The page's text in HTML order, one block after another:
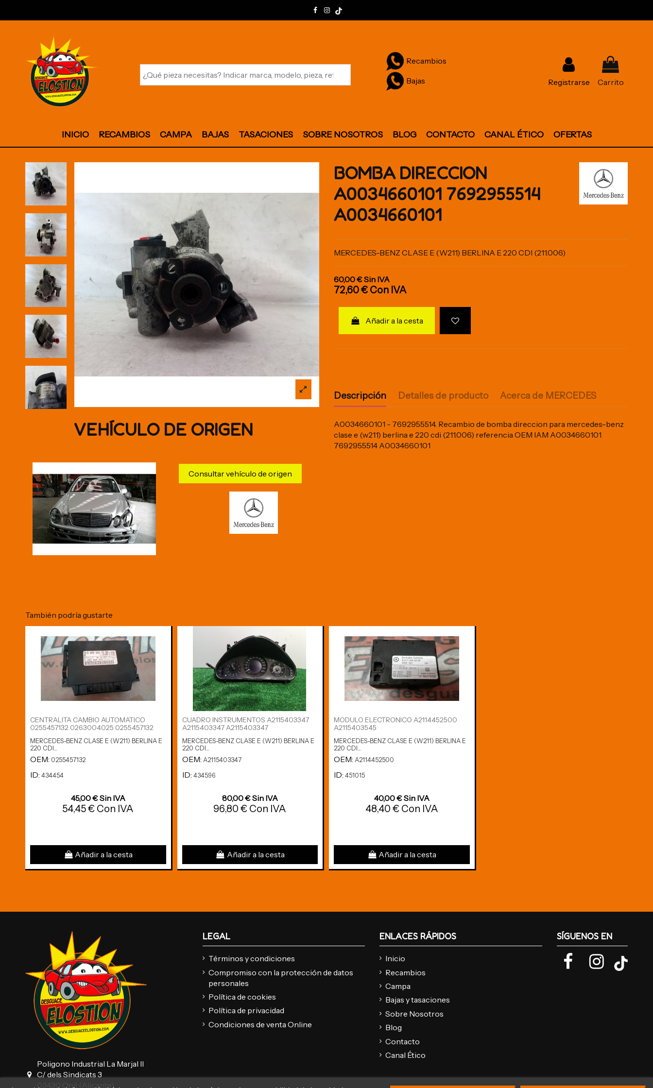
Recambios
Bajas Registrarse Carrito
INICIO RECAMBIOS CAMPA BAJAS TASACIONES SOBRE NOSOTROS BLOG CONTACTO CANAL ÉTICO OFERTAS
VEHÍCULO DE ORIGEN
Consultar vehículo de origen
BOMBA DIRECCION
A0034660101 7692955514
A0034660101
MERCEDES-BENZ CLASE E (W211) BERLINA E 220 CDI (211.006)
60,00 €Sin IVA
72,60 € Con IVA
Añadir a la cesta
Descripción Detalles de producto Acerca de MERCEDES
A0034660101 - 7692955514. Recambio de bomba direccion para mercedes-benz
clase e (w211) berlina e 220 cdi (211.006) referencia OEM IAM A0034660101
7692955514 A0034660101
También podría gustarte
CENTRALITA CAMBIO AUTOMATICO
0255457132 0263004025 0255457132
MERCEDES-BENZ CLASE E (W211) BERLINA E
220 CDI...
OEM: 0255457132
ID: 434454
45,00 € Sin IVA
54,45 € Con IVA
Añadir a la cesta
CUADRO INSTRUMENTOS A2115403347
A2115403347 A2115403347
MERCEDES-BENZ CLASE E (W211) BERLINA E
220 CDI...
OEM: A2115403347
ID: 434596
80,00 € Sin IVA
96,80 € Con IVA
Añadir a la cesta
MODULO ELECTRONICO A2114452500
A2115403545
MERCEDES-BENZ CLASE E (W211) BERLINA E
220 CDI...
OEM: A2114452500
ID: 451015
40,00 € Sin IVA
48,40 € Con IVA
Añadir a la cesta
Poligono Industrial La Marjal II
C/ dels Sindicats 3
03430 Onil (Alicante)
LEGAL
Términos y condiciones
Compromiso con la protección de datos
personales
Política de cookies
Política de privacidad
Condiciones de venta Online
ENLACES RÁPIDOS
Inicio
Recambios
Campa
Bajas y tasaciones
Sobre Nosotros
Blog
Contacto
Canal Ético
SÍGUENOS EN